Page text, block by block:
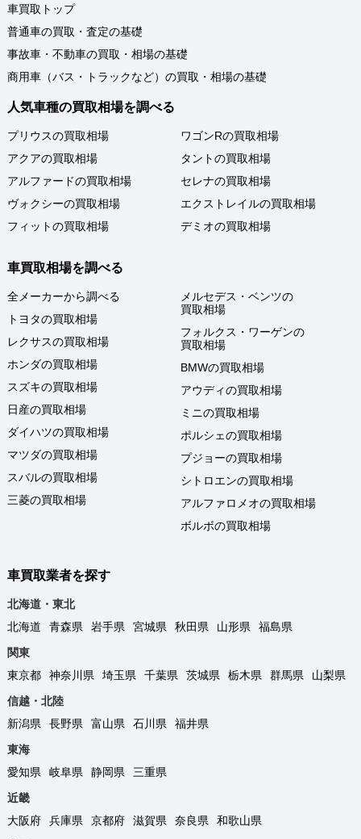
車買取トップ
普通車の買取・査定の基礎
事故車・不動車の買取・相場の基礎
商用車（バス・トラックなど）の買取・相場の基礎
人気車種の買取相場を調べる
プリウスの買取相場
アクアの買取相場
アルファードの買取相場
ヴォクシーの買取相場
フィットの買取相場
ワゴンRの買取相場
タントの買取相場
セレナの買取相場
エクストレイルの買取相場
デミオの買取相場
車買取相場を調べる
全メーカーから調べる
トヨタの買取相場
レクサスの買取相場
ホンダの買取相場
スズキの買取相場
日産の買取相場
ダイハツの買取相場
マツダの買取相場
スバルの買取相場
三菱の買取相場
メルセデス・ベンツの
買取相場
フォルクス・ワーゲンの
買取相場
BMWの買取相場
アウディの買取相場
ミニの買取相場
ポルシェの買取相場
プジョーの買取相場
シトロエンの買取相場
アルファロメオの買取相場
ボルボの買取相場
車買取業者を探す
北海道・東北
北海道
青森県 岩手県 宮城県 秋田県 山形県
福島県
関東
東京都
神奈川県 埼玉県 千葉県 茨城県 栃木県 群馬県
山梨県
信越・北陸
新潟県
長野県 富山県 石川県
福井県
東海
愛知県
岐阜県 静岡県
三重県
近畿
大阪府
兵庫県 京都府 滋賀県 奈良県
和歌山県